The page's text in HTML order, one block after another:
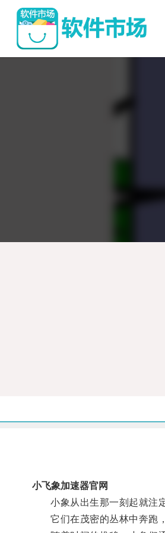
小飞象加速器官网
小象从出生那一刻起就注定
它们在茂密的丛林中奔跑，